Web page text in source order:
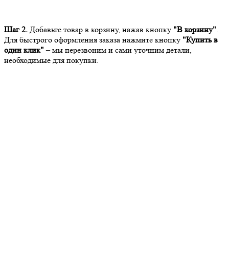
Шаг 2. Добавьте товар в корзину, нажав кнопку "В корзину".
Для быстрого оформления заказа нажмите кнопку "Купить в
один клик" – мы перезвоним и сами уточним детали,
необходимые для покупки.